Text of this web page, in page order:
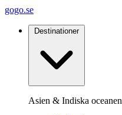
gogo.se
Destinationer
Asien & Indiska oceanen